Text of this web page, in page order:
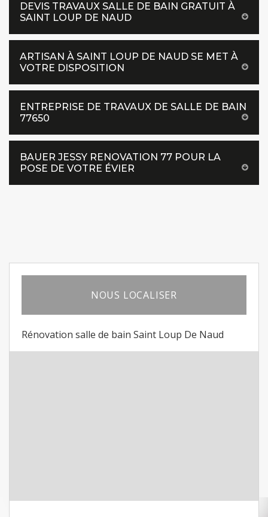
DEVIS TRAVAUX SALLE DE BAIN GRATUIT À
SAINT LOUP DE NAUD
ARTISAN À SAINT LOUP DE NAUD SE MET À
VOTRE DISPOSITION
ENTREPRISE DE TRAVAUX DE SALLE DE BAIN
77650
BAUER JESSY RENOVATION 77 POUR LA
POSE DE VOTRE ÉVIER
NOUS LOCALISER
Rénovation salle de bain Saint Loup De Naud